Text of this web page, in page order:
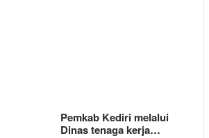
Pemkab Kediri melalui
Dinas tenaga kerja…